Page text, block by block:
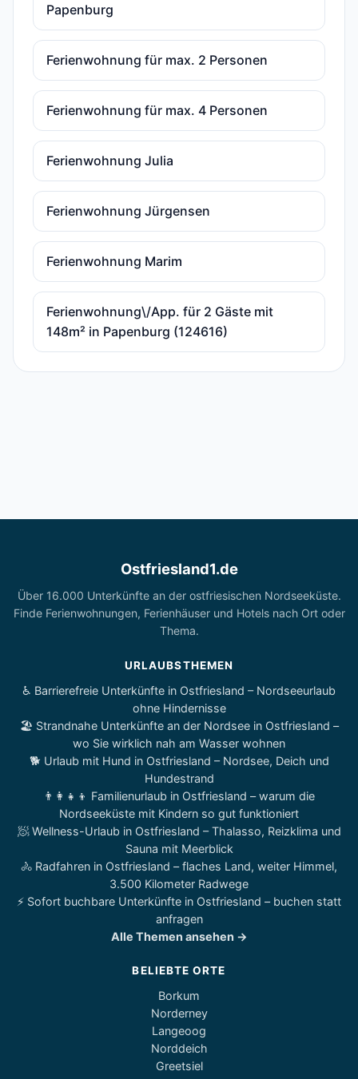
Papenburg
Ferienwohnung für max. 2 Personen
Ferienwohnung für max. 4 Personen
Ferienwohnung Julia
Ferienwohnung Jürgensen
Ferienwohnung Marim
Ferienwohnung\/App. für 2 Gäste mit
148m² in Papenburg (124616)
Ostfriesland1.de
Über 16.000 Unterkünfte an der ostfriesischen Nordseeküste.
Finde Ferienwohnungen, Ferienhäuser und Hotels nach Ort oder
Thema.
URLAUBSTHEMEN
♿ Barrierefreie Unterkünfte in Ostfriesland – Nordseeurlaub
ohne Hindernisse
🏖️ Strandnahe Unterkünfte an der Nordsee in Ostfriesland –
wo Sie wirklich nah am Wasser wohnen
🐕 Urlaub mit Hund in Ostfriesland – Nordsee, Deich und
Hundestrand
👨‍👩‍👧‍👦 Familienurlaub in Ostfriesland – warum die
Nordseeküste mit Kindern so gut funktioniert
🧖 Wellness-Urlaub in Ostfriesland – Thalasso, Reizklima und
Sauna mit Meerblick
🚴 Radfahren in Ostfriesland – flaches Land, weiter Himmel,
3.500 Kilometer Radwege
⚡ Sofort buchbare Unterkünfte in Ostfriesland – buchen statt
anfragen
Alle Themen ansehen →
BELIEBTE ORTE
Borkum
Norderney
Langeoog
Norddeich
Greetsiel